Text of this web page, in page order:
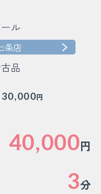
ル
条店
品
30,000円
40,000円
3分